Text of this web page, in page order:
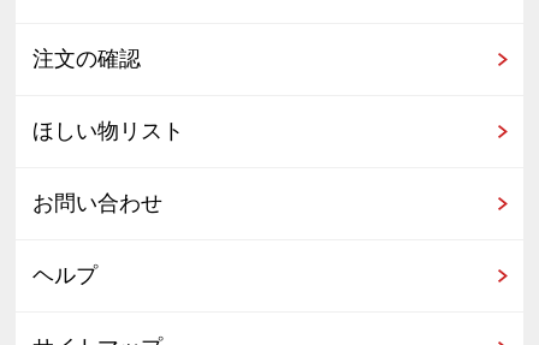
注文の確認
ほしい物リスト
お問い合わせ
ヘルプ